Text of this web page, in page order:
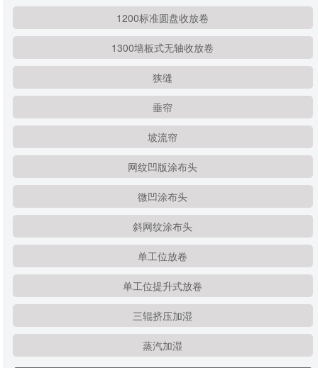
1200标准圆盘收放卷
1300墙板式无轴收放卷
狭缝
垂帘
坡流帘
网纹凹版涂布头
微凹涂布头
斜网纹涂布头
单工位放卷
单工位提升式放卷
三辊挤压加湿
蒸汽加湿